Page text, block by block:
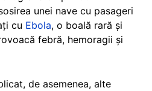
unei nave cu pasageri
cu Ebola, o boală rară și
febră, hemoragii și
de asemenea, alte